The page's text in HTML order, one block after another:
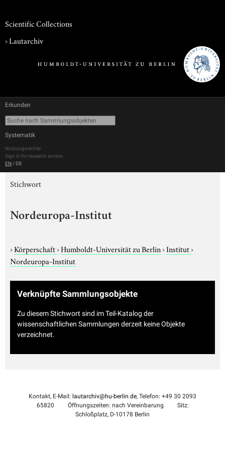
Scientific Collections
›Lautarchiv
Erkunden
Systematik
Nutzungsrechte
Sign in for research access
EN / DE
Stichwort
Nordeuropa-Institut
›Körperschaft›Humboldt-Universität zu Berlin›Institut›
Nordeuropa-Institut
Verknüpfte Sammlungsobjekte
Zu diesem Stichwort sind im Teil-Katalog der
wissenschaftlichen Sammlungen derzeit keine Objekte
verzeichnet.
Kontakt, E-Mail: lautarchiv@hu-berlin.de, Telefon: +49 30 2093
65820
Öffnungszeiten: nach Vereinbarung
Sitz:
Schloßplatz, D-10178 Berlin